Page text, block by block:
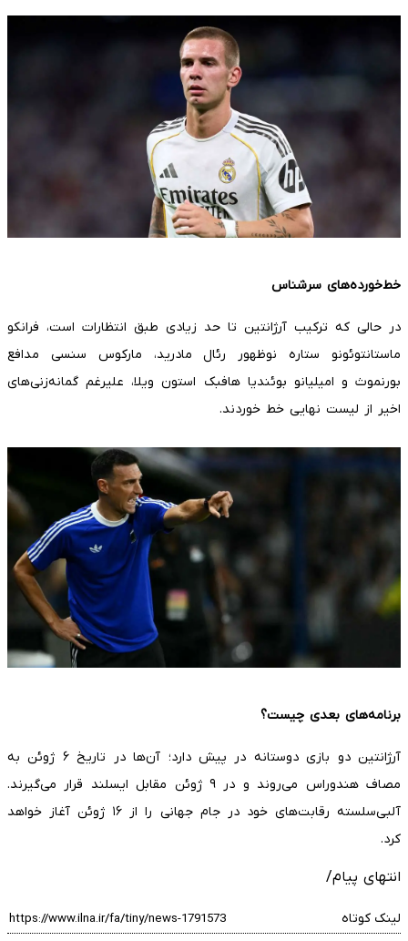
خط‌خورده‌های سرشناس
در حالی که ترکیب آرژانتین تا حد زیادی طبق انتظارات است، فرانکو
ماستانتوئونو ستاره نوظهور رئال مادرید، مارکوس سنسی مدافع
بورنموث و امیلیانو بوئندیا هافبک استون ویلا، علیرغم گمانه‌زنی‌های
اخیر از لیست نهایی خط خوردند.
برنامه‌های بعدی چیست؟
آرژانتین دو بازی دوستانه در پیش دارد؛ آن‌ها در تاریخ ۶ ژوئن به
مصاف هندوراس می‌روند و در ۹ ژوئن مقابل ایسلند قرار می‌گیرند.
آلبی‌سلسته رقابت‌های خود در جام جهانی را از ۱۶ ژوئن آغاز خواهد
کرد.
انتهای پیام/
لینک کوتاه